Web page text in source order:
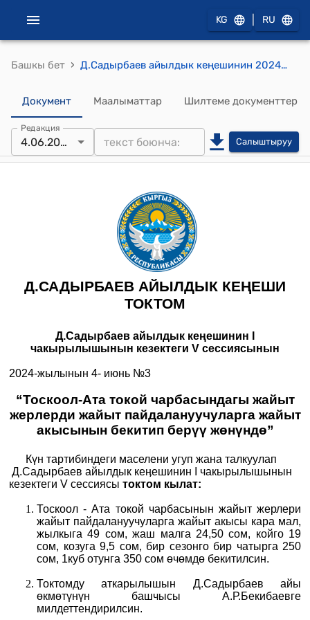
KG RU
Башкы бет › Д.Садырбаев айылдык кеңешинин 2024-жылынын 4-июнундагы №3 “Тоскоол-Ата токой чарбасындагы жайыт жерлерди жайыт пайдалануучуларга жайыт акысынын бекитип берүү жөнүндө” токтому
Документ Маалыматтар Шилтеме документтер
Редакция
4.06.2024 Салыштыруу